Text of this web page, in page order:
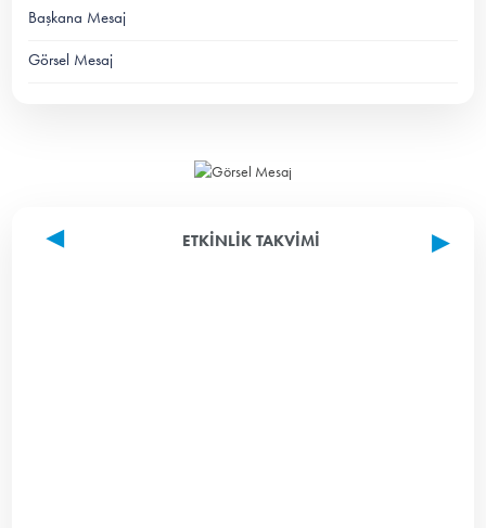
Başkana Mesaj
Görsel Mesaj
ETKINLIK TAKVIMI